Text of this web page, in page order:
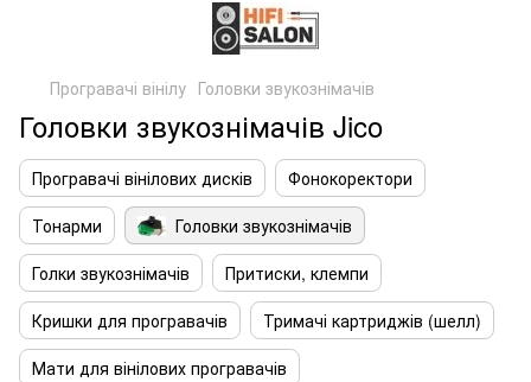
Програвачі вінілу Головки звукознімачів
Головки звукознімачів Jico
Програвачі вінілових дисків
Фонокоректори
Тонарми
Головки звукознімачів
Голки звукознімачів
Притиски, клемпи
Кришки для програвачів
Тримачі картриджів (шелл)
Мати для вінілових програвачів